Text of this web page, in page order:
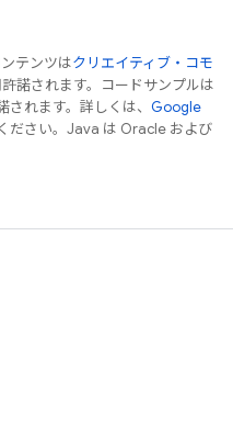
テンツはクリエイティブ・コモ
諾されます。コードサンプルは
されます。詳しくは、 Google
ださい。Java は Oracle および